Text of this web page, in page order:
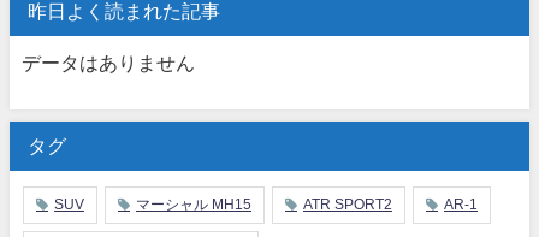
昨日よく読まれた記事
データはありません
タグ
SUV マーシャル MH15 ATR SPORT2 AR-1